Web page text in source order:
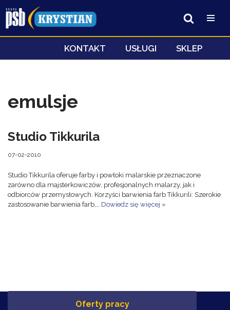
Przejdź
do
KONTAKT USŁUGI SKLEP
emulsje
Studio Tikkurila
07-02-2010
Studio Tikkurila oferuje farby i powłoki malarskie przeznaczone
zarówno dla majsterkowiczów, profesjonalnych malarzy, jak i
odbiorców przemysłowych. Korzyści barwienia farb Tikkurili: Szerokie
zastosowanie barwienia farb,… Dowiedz się więcej »
Oferty pracy